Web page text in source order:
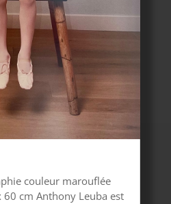
couleur marouflée
cm Anthony Leuba est